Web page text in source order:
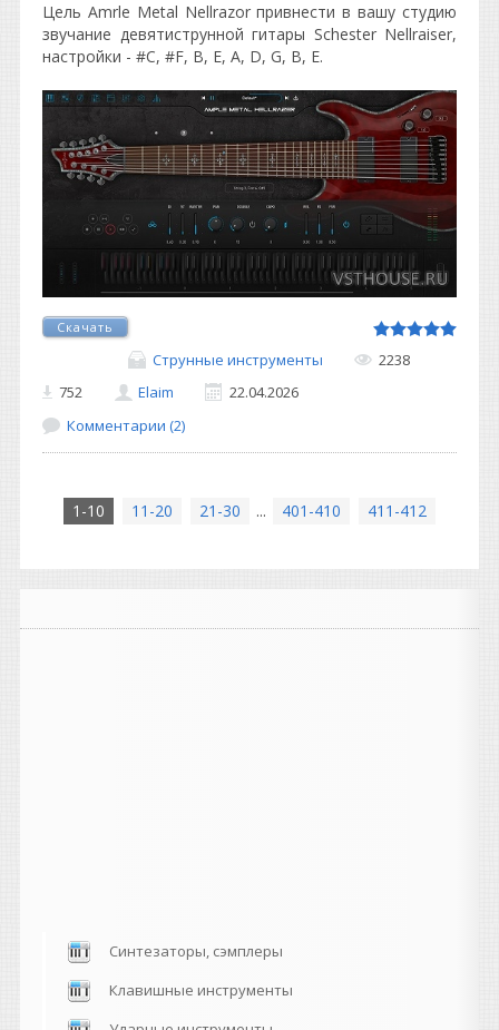
Цель Amrle Metal Nellrazor привнести в вашу студию
звучание девятиструнной гитары Schester Nellraiser,
настройки - #С, #F, В, Е, А, D, G, В, Е.
Скачать
Струнные инструменты
2238
752
Elaim
22.04.2026
Комментарии (2)
1-10 11-20 21-30 ... 401-410 411-412
Синтезаторы, сэмплеры
Клавишные инструменты